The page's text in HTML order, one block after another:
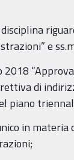
e
di
piano
in